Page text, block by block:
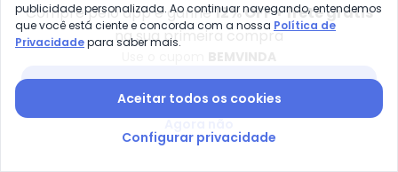
Rovi Kids - Regata Infantil
Regata Infantil Feminina
Regata Infantil Feminina
TRICK NICK
Compre pelo app e ganhe12% OFF + frete grátis
na sua primeira compra
publicidade personalizada. Ao continuar navegando, entendemos
que você está ciente e concorda com a nossa Política de
Privacidadepara saber mais.
Aceitar todos os cookies
Configurar privacidade